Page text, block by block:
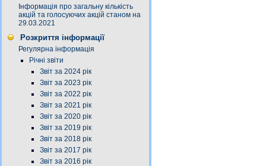
Інформація про загальну кількість
акцій та голосуючих акцій станом на
29.03.2021
Розкриття інформації
Регулярна інформація
Річні звіти
Звіт за 2024 рік
Звіт за 2023 рік
Звіт за 2022 рік
Звіт за 2021 рік
Звіт за 2020 рік
Звіт за 2019 рік
Звіт за 2018 рік
Звіт за 2017 рік
Звіт за 2016 рік